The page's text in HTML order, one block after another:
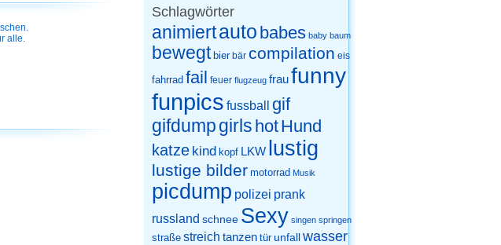
alle.
Schlagwörter
animiertauto babes baby baum
bewegt bier bär compilation eis
fahrrad fail feuer flugzeug fraufunny
funpics fussball gif
gifdump girls hotHund
katze kind kopf LKW lustig
lustige bilder motorrad Musik
picdump polizei prank
russland schnee Sexy singen springen
straße streich tanzen tür unfallwasser